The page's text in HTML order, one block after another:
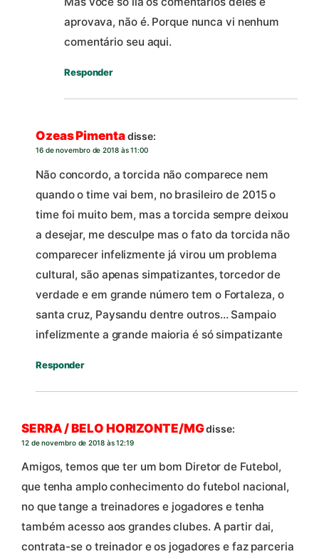
aprovava, não é. Porque nunca vi nenhum
comentário seu aqui.
Responder
Ozeas Pimentadisse:
16 de novembro de 2018 às 11:00
Não concordo, a torcida não comparece nem
quando o time vai bem, no brasileiro de 2015 o
time foi muito bem, mas a torcida sempre deixou
a desejar, me desculpe mas o fato da torcida não
comparecer infelizmente já virou um problema
cultural, são apenas simpatizantes, torcedor de
verdade e em grande número tem o Fortaleza, o
santa cruz, Paysandu dentre outros… Sampaio
infelizmente a grande maioria é só simpatizante
Responder
SERRA / BELO HORIZONTE/MGdisse:
12 de novembro de 2018 às 12:19
Amigos, temos que ter um bom Diretor de Futebol,
que tenha amplo conhecimento do futebol nacional,
no que tange a treinadores e jogadores e tenha
também acesso aos grandes clubes. A partir dai,
contrata-se o treinador e os jogadores e faz parceria